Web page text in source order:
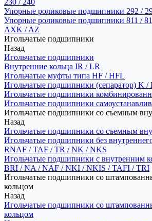
230 / 240
Упорные роликовые подшипники 292 /
Упорные роликовые подшипники 811 /
AXK / AZ
Игольчатые подшипники
Назад
Игольчатые подшипники
Внутренние кольца IR / LR
Игольчатые муфты типа HF / HFL
Игольчатые подшипники (сепаратор) K /
Игольчатые подшипники
Игольчатые подшипники
Игольчатые подшипники со съемным
Назад
Игольчатые подшипники со съемным
Игольчатые подшипники без
RNAF / TAF / TR / NK / NKS
Игольчатые подшипники с внутренним
BRI / NA / NAF / NKI / NKIS / TAFI / TRI
Игольчатые подшипники со
кольцом
Назад
Игольчатые подшипники со
кольцом